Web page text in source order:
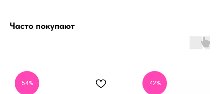
Часто покупают
54% 42%